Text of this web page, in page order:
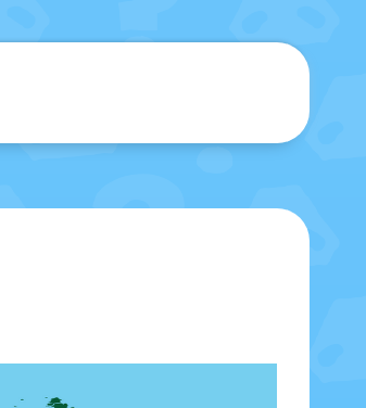
Buchstaben ein-/